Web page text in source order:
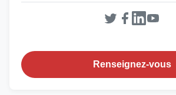
Renseignez-vous